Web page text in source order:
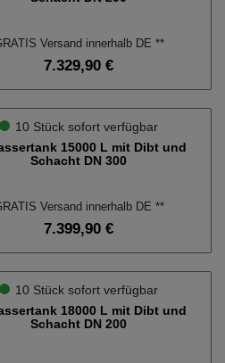
Versand innerhalb DE **
7.329,90 €
10 Stück sofort verfügbar
15000 L mit Dibt und
Schacht DN 300
Versand innerhalb DE **
7.399,90 €
10 Stück sofort verfügbar
18000 L mit Dibt und
Schacht DN 200